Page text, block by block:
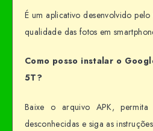
É um aplicativo desenvolvido
qualidade das fotos em
Como posso instalar o
5T?
Baixe o arquivo APK,
desconhecidas e siga as